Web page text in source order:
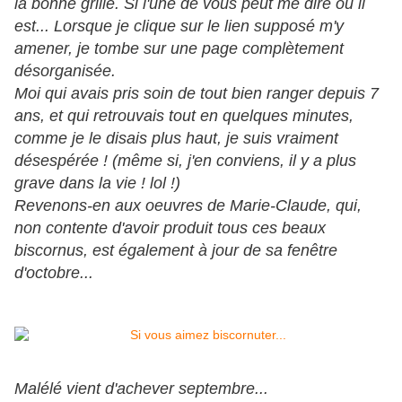
la bonne grille. Si l'une de vous peut me dire où il
est... Lorsque je clique sur le lien supposé m'y
amener, je tombe sur une page complètement
désorganisée.
Moi qui avais pris soin de tout bien ranger depuis 7
ans, et qui retrouvais tout en quelques minutes,
comme je le disais plus haut, je suis vraiment
désespérée ! (même si, j'en conviens, il y a plus
grave dans la vie ! lol !)
Revenons-en aux oeuvres de Marie-Claude, qui,
non contente d'avoir produit tous ces beaux
biscornus, est également à jour de sa fenêtre
d'octobre...
Malélé vient d'achever septembre...